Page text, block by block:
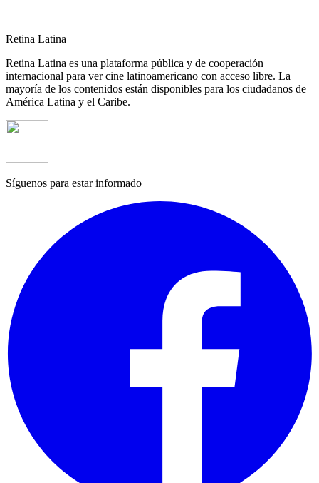
Retina Latina
Retina Latina es una plataforma pública y de cooperación
internacional para ver cine latinoamericano con acceso libre. La
mayoría de los contenidos están disponibles para los ciudadanos de
América Latina y el Caribe.
Síguenos para estar informado